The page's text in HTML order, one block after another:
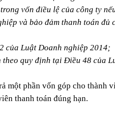
vốn điều lệ của công ty
và bảo đảm thanh toán đủ
của Luật Doanh nghiệp 2014;
theo quy định tại Điều 48 của
một phần vốn góp cho thành
thanh toán đúng hạn.